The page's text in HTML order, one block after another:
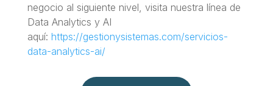
negocio al siguiente nivel, visita nuestra línea de
Data Analytics y AI
aquí: https://gestionysistemas.com/servicios-
data-analytics-ai/